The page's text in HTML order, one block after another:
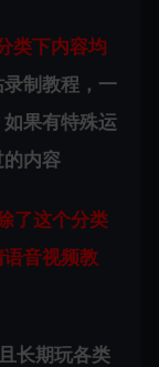
类下内容均
录制教程，一
果有特殊运
内容
了这个分类
音视频教
长期玩各类